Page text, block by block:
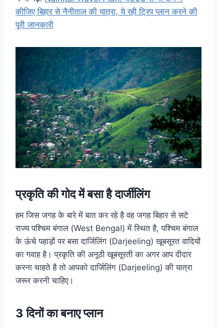
कीजिए बिहार से नैनीताल की यात्रा, ये रही ट्रिप प्लान करने की
पूरी जानकारी
प्रकृति की गोद में बसा है दार्जीलिंग
हम जिस जगह के बारे में बात कर रहे है वह जगह बिहार से सटे
राज्य पश्चिम बंगाल (West Bengal) में स्थित है, पश्चिम बंगाल
के ऊंचे पहाड़ों पर बसा दार्जिलिंग (Darjeeling) खूबसूरत वादियों
का गवाह है। प्रकृति की अनूठी खूबसूरती का अगर आप दीदार
करना चाहते है तो आपको दार्जिलिंग (Darjeeling) की यात्रा
जरूर करनी चाहिए।
3 दिनों का बनाए प्लान